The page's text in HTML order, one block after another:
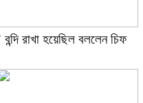
রাখা হয়েছিল বললেন চিফ